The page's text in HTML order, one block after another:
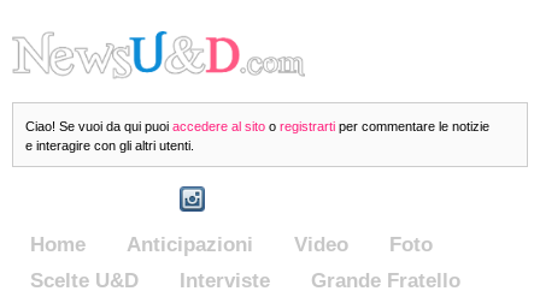
Ciao! Se vuoi da qui puoi accedere al sito o registrarti per commentare le notizie
e interagire con gli altri utenti.
Home Anticipazioni Video
Foto
Scelte U&D
Interviste
Grande Fratello